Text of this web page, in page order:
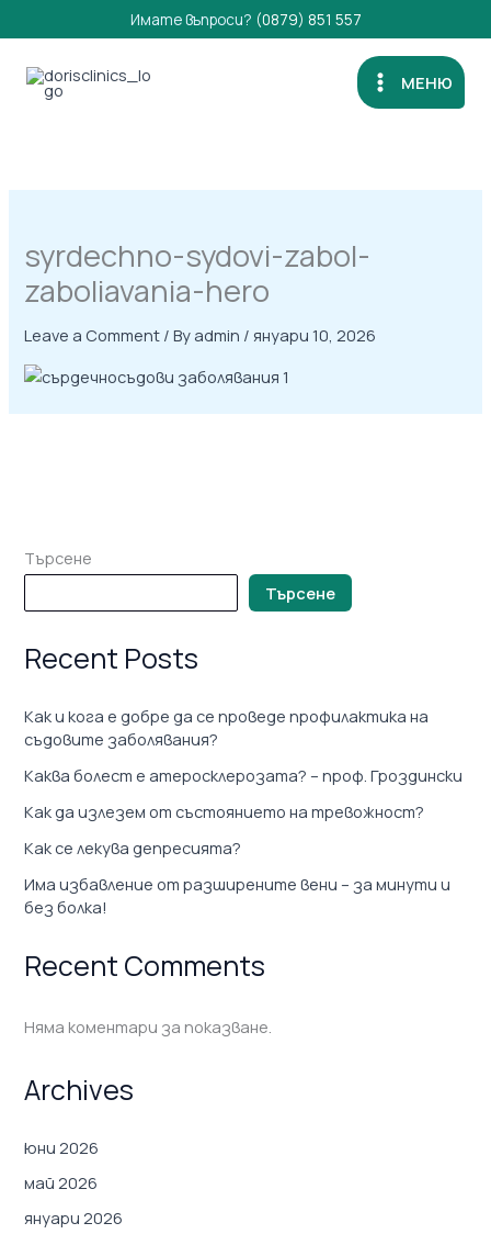
to
content
Имате въпроси? (0879) 851 557
МЕНЮ
syrdechno-sydovi-zabol-
zaboliavania-hero
Leave a Comment / By admin / януари 10, 2026
Търсене
Търсене
Recent Posts
Как и кога е добре да се проведе профилактика на
съдовите заболявания?
Каква болест е атеросклерозата? – проф. Гроздински
Как да излезем от състоянието на тревожност?
Как се лекува депресията?
Има избавление от разширените вени – за минути и
без болка!
Recent Comments
Няма коментари за показване.
Archives
юни 2026
май 2026
януари 2026